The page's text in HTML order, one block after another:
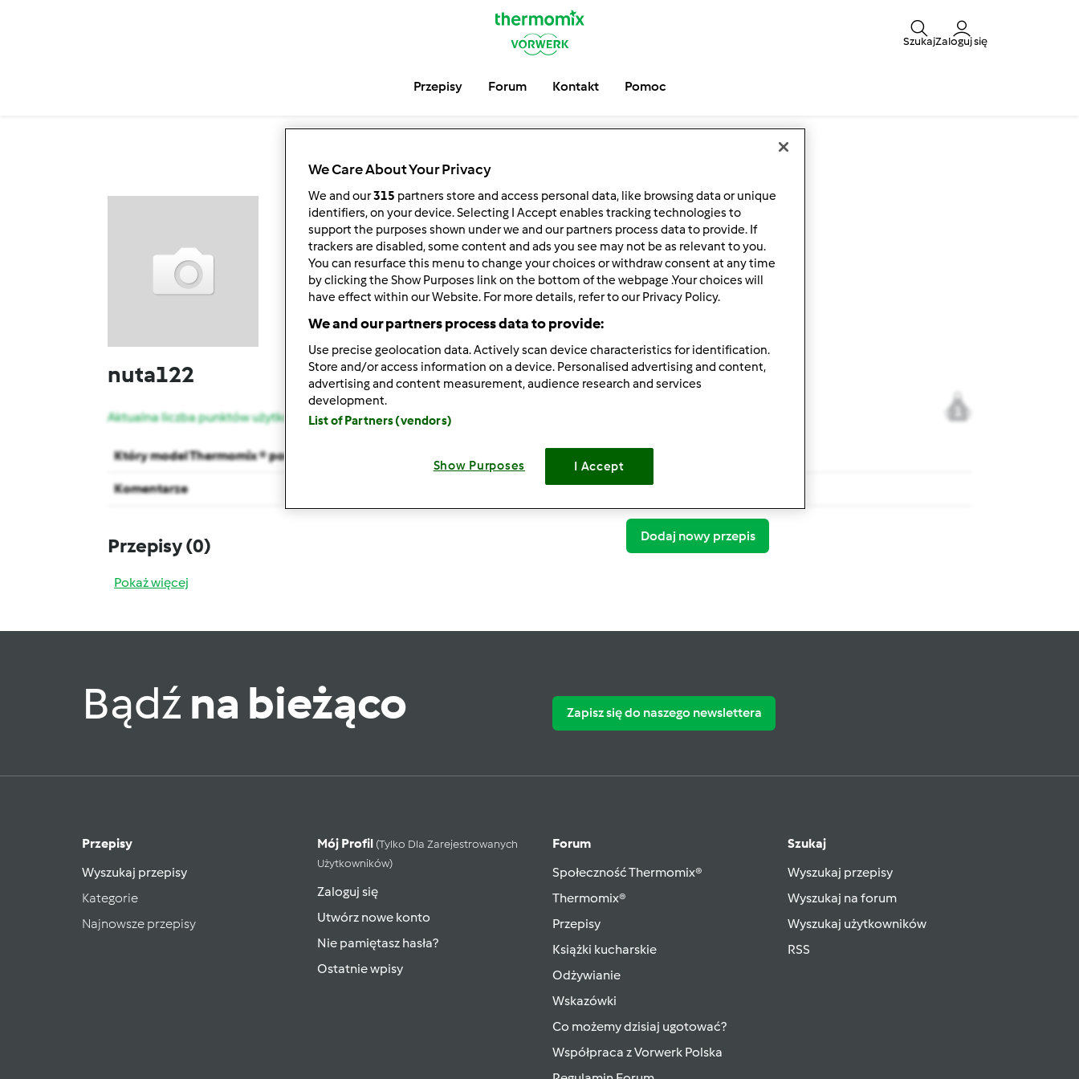
SzukajZaloguj się
Przepisy Forum Kontakt Pomoc
nuta122
Obserwuj Block
nuta122
1
Aktualna liczba punktów użytkownika: 11
Który model Thermomix ® posiadasz?
Komentarze
Przepisy(0)
Pokaż więcej
Dodaj nowy przepis
Bądź na bieżąco Zapisz się do naszego newslettera
Przepisy
Wyszukaj przepisy
Kategorie
Najnowsze przepisy
Mój Profil (tylko Dla Zarejestrowanych
Użytkowników)
Zaloguj się
Utwórz nowe konto
Nie pamiętasz hasła?
Ostatnie wpisy
Forum
Społeczność Thermomix®
Thermomix®
Przepisy
Książki kucharskie
Odżywianie
Wskazówki
Co możemy dzisiaj ugotować?
Współpraca z Vorwerk Polska
Szukaj
Wyszukaj przepisy
Wyszukaj na forum
Wyszukaj użytkowników
RSS
We Care About Your Privacy
We and our315 partners store and access personal data, like browsing data or unique
identifiers, on your device. Selecting I Accept enables tracking technologies to
support the purposes shown under we and our partners process data to provide. If
trackers are disabled, some content and ads you see may not be as relevant to you.
You can resurface this menu to change your choices or withdraw consent at any time
by clicking the Show Purposes link on the bottom of the webpage .Your choices will
have effect within our Website. For more details, refer to our Privacy Policy.
We and our partners process data to provide:
Use precise geolocation data. Actively scan device characteristics for identification.
Store and/or access information on a device. Personalised advertising and content,
advertising and content measurement, audience research and services
development.
List of Partners (vendors)
Show Purposes I Accept